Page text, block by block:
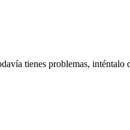
tienes problemas,